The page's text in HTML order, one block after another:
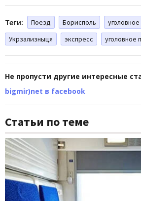
Теги: Поезд Борисполь
Укрзализныця
экспресс уголовное
Не пропусти другие интересные
bigmir)net в facebook
Статьи по теме